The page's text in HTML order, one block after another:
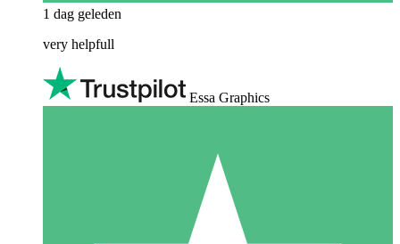
1 dag geleden
very helpfull
Essa Graphics